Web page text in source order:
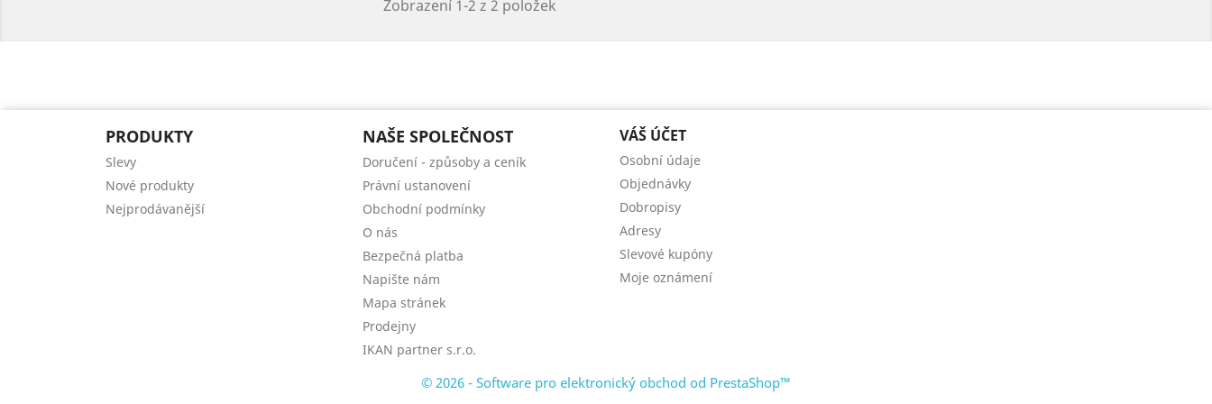
Zobrazení 1-2 z 2 položek
PRODUKTY
Slevy
Nové produkty
Nejprodávanější
NAŠE SPOLEČNOST
Doručení - způsoby a ceník
Právní ustanovení
Obchodní podmínky
O nás
Bezpečná platba
Napište nám
Mapa stránek
Prodejny
IKAN partner s.r.o.
VÁŠ ÚČET
Osobní údaje
Objednávky
Dobropisy
Adresy
Slevové kupóny
Moje oznámení
© 2026 - Software pro elektronický obchod od PrestaShop™